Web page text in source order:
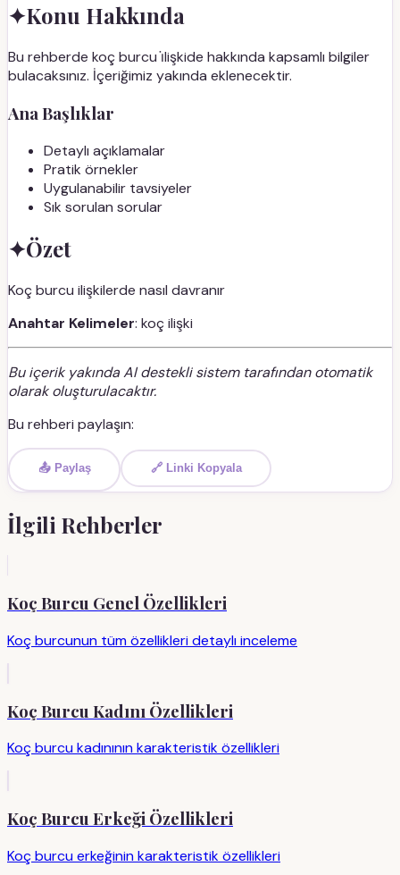
✦Konu Hakkında
Bu rehberde koç burcu i̇lişkide hakkında kapsamlı bilgiler
bulacaksınız. İçeriğimiz yakında eklenecektir.
Ana Başlıklar
Detaylı açıklamalar
Pratik örnekler
Uygulanabilir tavsiyeler
Sık sorulan sorular
✦Özet
Koç burcu ilişkilerde nasıl davranır
Anahtar Kelimeler: koç ilişki
Bu içerik yakında AI destekli sistem tarafından otomatik
olarak oluşturulacaktır.
Bu rehberi paylaşın:
📤 Paylaş 🔗 Linki Kopyala
İlgili Rehberler
Koç Burcu Genel Özellikleri
Koç burcunun tüm özellikleri detaylı inceleme
Koç Burcu Kadını Özellikleri
Koç burcu kadınının karakteristik özellikleri
Koç Burcu Erkeği Özellikleri
Koç burcu erkeğinin karakteristik özellikleri